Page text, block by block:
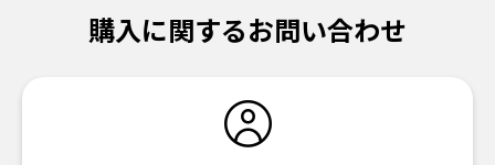
購入に関するお問い合わせ